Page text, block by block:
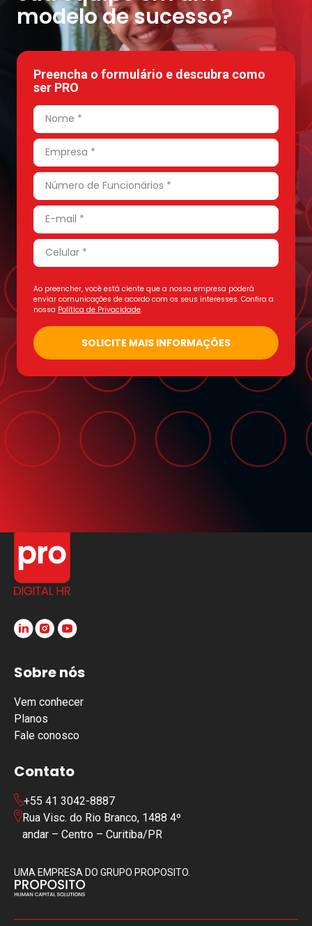
modelo de sucesso?
Preencha o formulário e descubra como
ser PRO
Ao preencher, você está ciente que a nossa empresa poderá
enviar comunicações de acordo com os seus interesses. Confira a
nossa Política de Privacidade.
Sobre nós
Vem conhecer
Planos
Fale conosco
Contato
+55 41 3042-8887
Rua Visc. do Rio Branco, 1488 4º
andar – Centro – Curitiba/PR
UMA EMPRESA DO GRUPO PROPOSITO.